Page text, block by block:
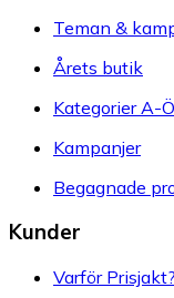
Teman &
Årets butik
Kategorier A-Ö
Kampanjer
Begagnade
Kunder
Varför Prisjakt?